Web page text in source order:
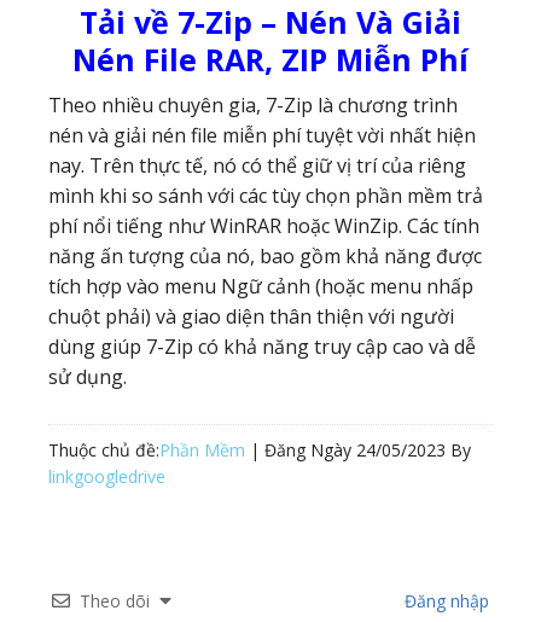
Tải về 7-Zip – Nén Và Giải
Nén File RAR, ZIP Miễn Phí
Theo nhiều chuyên gia, 7-Zip là chương trình
nén và giải nén file miễn phí tuyệt vời nhất hiện
nay. Trên thực tế, nó có thể giữ vị trí của riêng
mình khi so sánh với các tùy chọn phần mềm trả
phí nổi tiếng như WinRAR hoặc WinZip. Các tính
năng ấn tượng của nó, bao gồm khả năng được
tích hợp vào menu Ngữ cảnh (hoặc menu nhấp
chuột phải) và giao diện thân thiện với người
dùng giúp 7-Zip có khả năng truy cập cao và dễ
sử dụng.
Thuộc chủ đề:Phần Mềm | Đăng Ngày 24/05/2023 By
linkgoogledrive
Theo dõi Đăng nhập